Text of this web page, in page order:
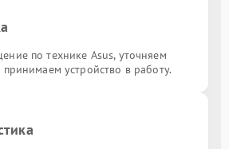
по технике Asus, уточняем
устройство в работу.